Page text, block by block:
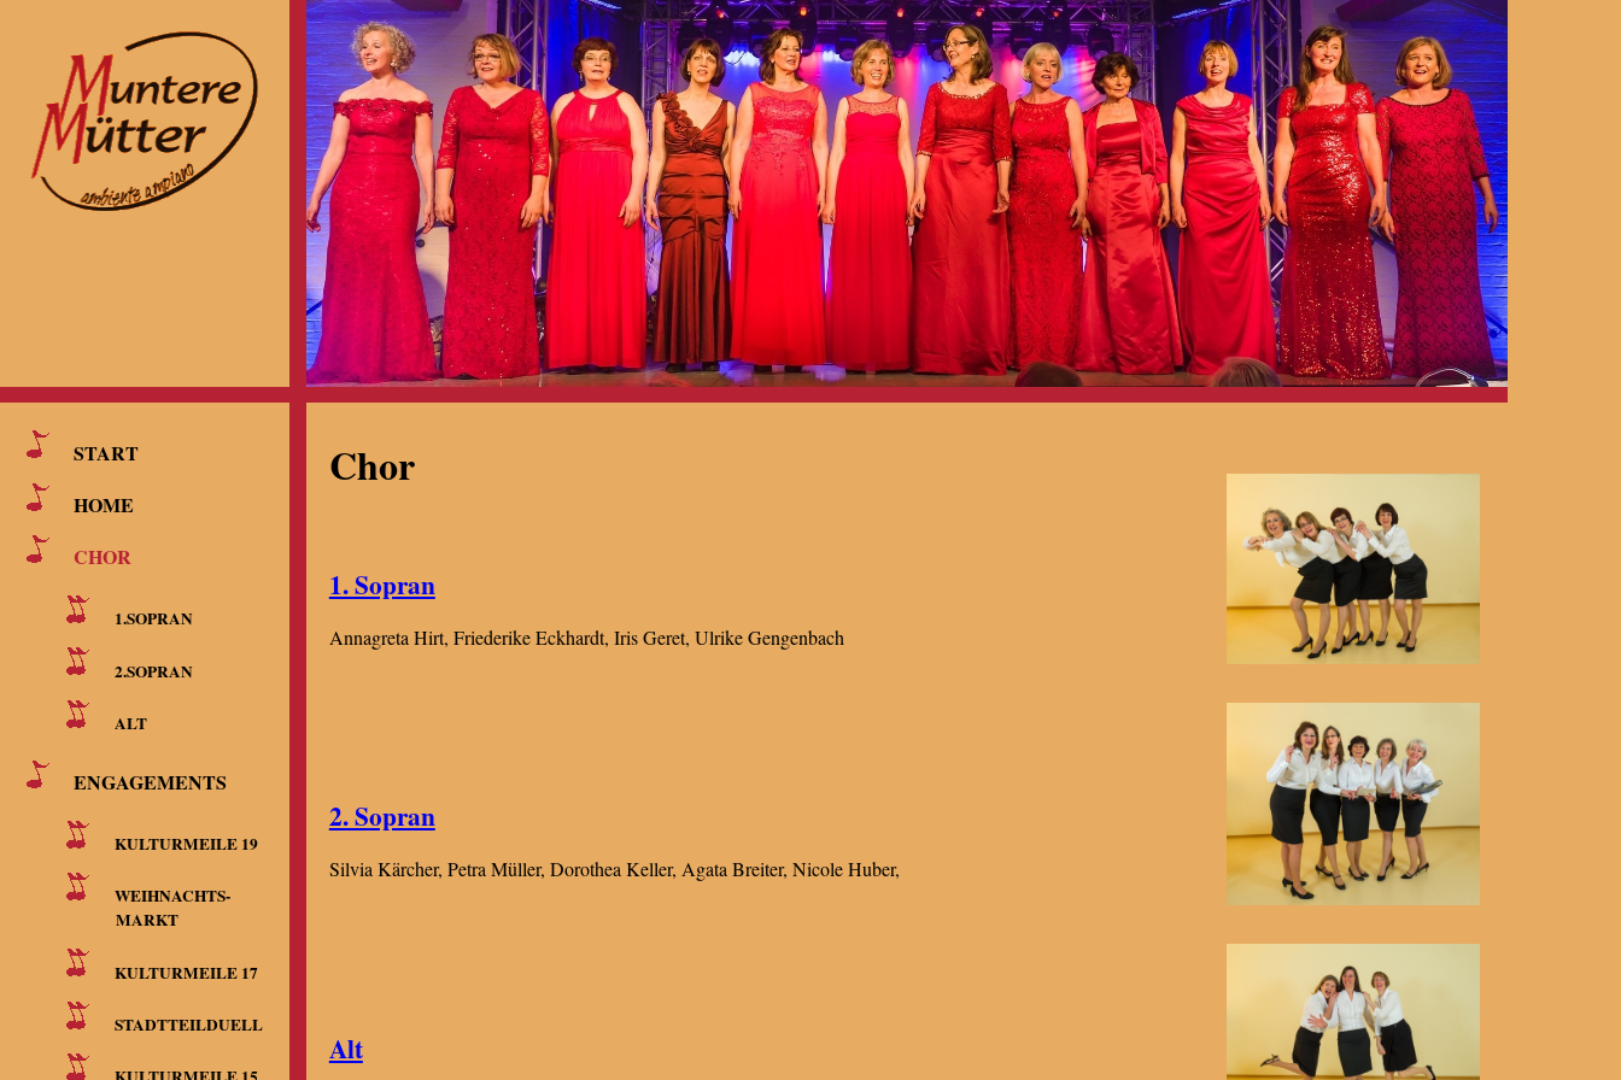
START
HOME
CHOR
1.SOPRAN
2.SOPRAN
ALT
ENGAGEMENTS
KULTURMEILE 19
WEIHNACHTS-
MARKT
KULTURMEILE 17
STADTTEILDUELL
Chor
1. Sopran
Annagreta Hirt, Friederike Eckhardt, Iris Geret, Ulrike Gengenbach
2. Sopran
Silvia Kärcher, Petra Müller, Dorothea Keller, Agata Breiter, Nicole Huber,
Alt